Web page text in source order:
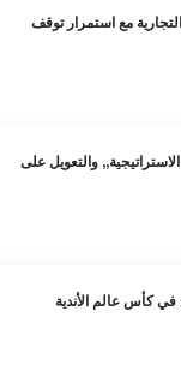
مع استمرار توقف
والتعويل على
كأس عالم الأندية